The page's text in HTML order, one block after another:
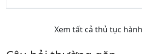
Xem tất cả thủ tục